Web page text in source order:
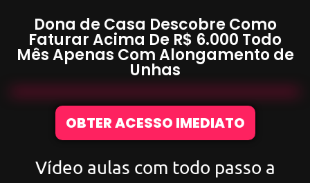
Dona de Casa Descobre Como
Faturar Acima De R$ 6.000 Todo
Mês Apenas ComAlongamento de
Unhas
OBTER ACESSO IMEDIATO
Vídeo aulas com todo passo a